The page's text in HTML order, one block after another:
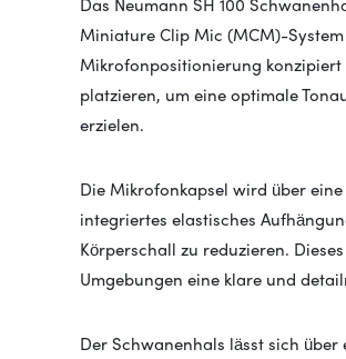
Miniature Clip Mic (MCM)-
Mikrofonpositionierung konzipiert
platzieren, um eine optimale
erzielen.
Die Mikrofonkapsel wird über
integriertes elastisches
Körperschall zu reduzieren.
Umgebungen eine klare und
Der Schwanenhals lässt sich